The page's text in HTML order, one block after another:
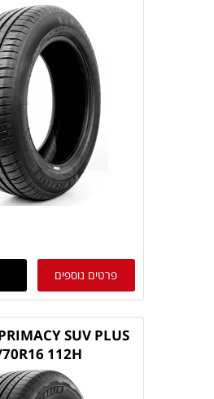
פרטים נוספים
SUV PLUS
112H